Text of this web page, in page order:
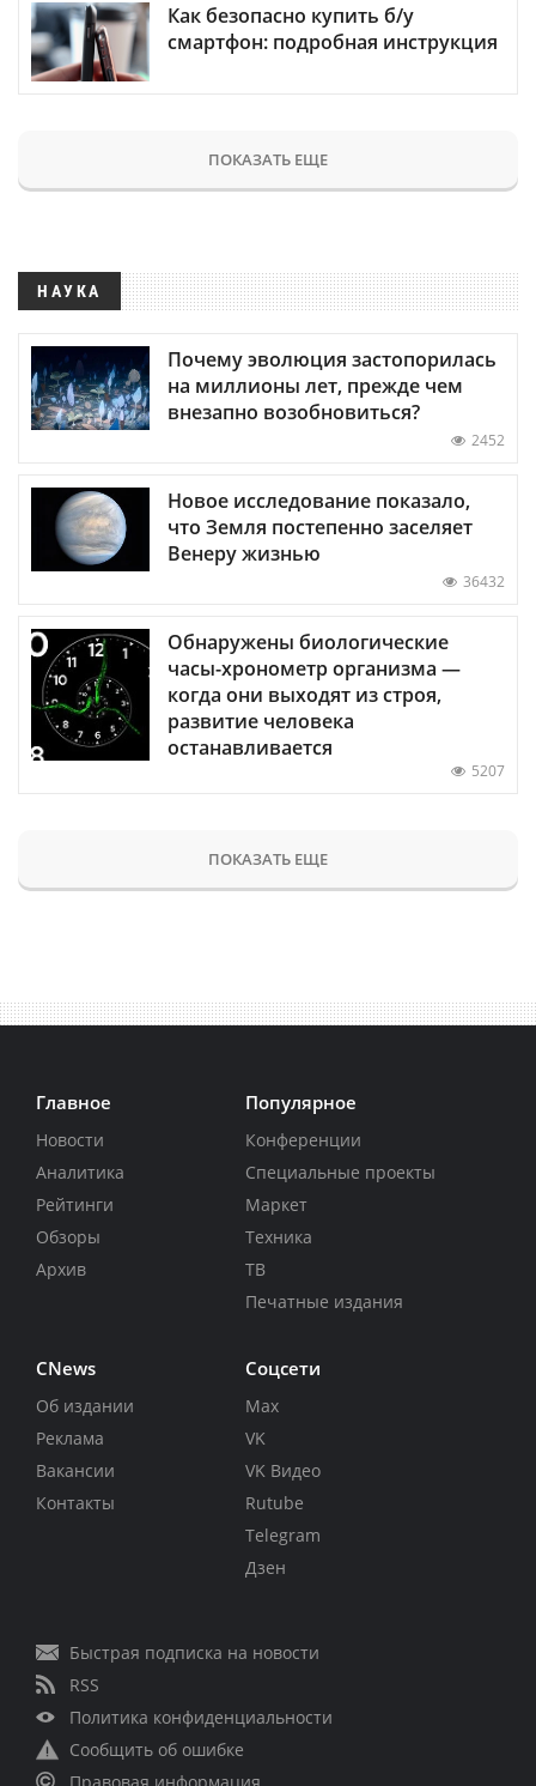
Как безопасно купить б/у
смартфон: подробная инструкция
ПОКАЗАТЬ ЕЩЕ
НАУКА
Почему эволюция застопорилась
на миллионы лет, прежде чем
внезапно возобновиться?
2452
Новое исследование показало,
что Земля постепенно заселяет
Венеру жизнью
36432
Обнаружены биологические
часы-хронометр организма —
когда они выходят из строя,
развитие человека
останавливается
5207
ПОКАЗАТЬ ЕЩЕ
Главное
Новости
Аналитика
Рейтинги
Обзоры
Архив
Популярное
Конференции
Специальные проекты
Маркет
Техника
ТВ
Печатные издания
CNews
Об издании
Реклама
Вакансии
Контакты
Соцсети
Max
VK
VK Видео
Rutube
Telegram
Дзен
Быстрая подписка на новости
RSS
Политика конфиденциальности
Сообщить об ошибке